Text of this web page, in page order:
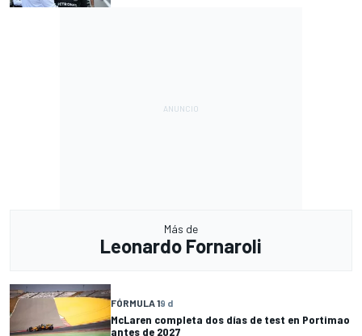
Más de
Leonardo Fornaroli
FÓRMULA 19 d
McLaren completa dos días de test en Portimao
antes de 2027